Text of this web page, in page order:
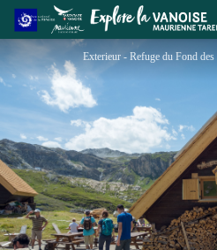
Refuge du Fond des Fours (PNV)